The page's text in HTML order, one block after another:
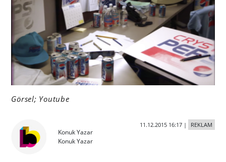
Görsel; Youtube
Konuk Yazar
Konuk Yazar
11.12.2015 16:17| REKLAM